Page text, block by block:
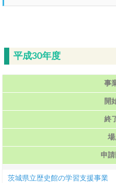
平成30年度
事
開
終
申
茨城県立歴史館の学習支援事業